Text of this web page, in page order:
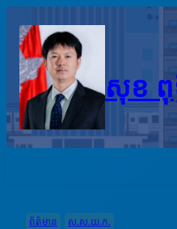
content
សុខ ពុ
ព័ត៌មាន ស.ស.យ.ក.